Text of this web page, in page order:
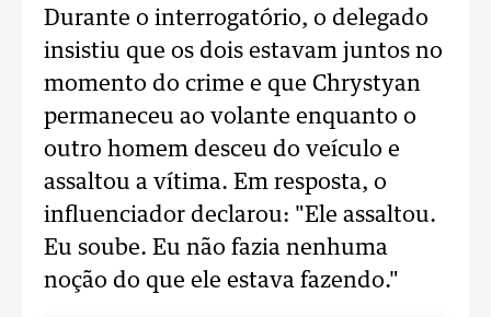
Durante o interrogatório, o delegado
insistiu que os dois estavam juntos no
momento do crime e que Chrystyan
permaneceu ao volante enquanto o
outro homem desceu do veículo e
assaltou a vítima. Em resposta, o
influenciador declarou: "Ele assaltou.
Eu soube. Eu não fazia nenhuma
noção do que ele estava fazendo."